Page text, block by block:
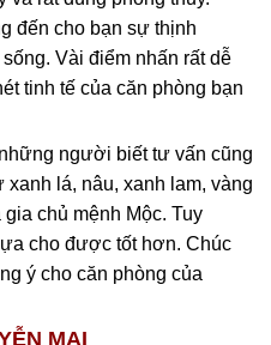
đến cho bạn sự thịnh
Vài điểm nhấn rất dễ
tinh tế của căn phòng bạn
người biết tư vấn cũng
lá, nâu, xanh lam, vàng
chủ mệnh Mộc. Tuy
cho được tốt hơn. Chúc
ý cho căn phòng của
MAI